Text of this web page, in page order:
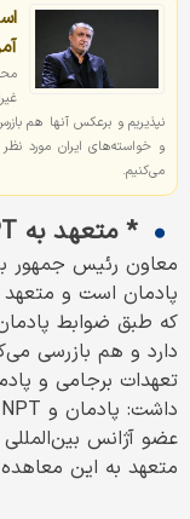
نپذیریم و برعکس آنها هم
و خواسته‌های ایران مورد
می‌کنیم.
* متعهد به NPT و پادمان هستیم
پادمان است و
که طبق ضوابط
دارد و هم بازرسی
عضو آژانس
متعهد به این